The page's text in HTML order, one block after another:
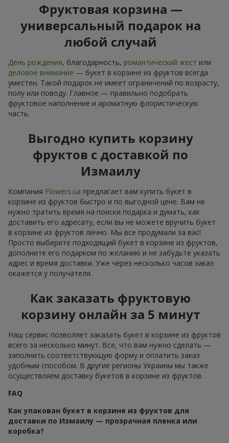
Фруктовая корзина —
универсальный подарок на
любой случай
День рождения, благодарность, романтический жест или
деловое внимание — букет в корзине из фруктов всегда
уместен. Такой подарок не имеет ограничений по возрасту,
полу или поводу. Главное — правильно подобрать
фруктовое наполнение и ароматную флористическую
часть.
Выгодно купить корзину
фруктов с доставкой по
Измаилу
Компания Flowers.ua предлагает вам купить букет в
корзине из фруктов быстро и по выгодной цене. Вам не
нужно тратить время на поиски подарка и думать, как
доставить его адресату, если вы не можете вручить букет
в корзине из фруктов лично. Мы все продумали за вас!
Просто выберите подходящий букет в корзине из фруктов,
дополните его подарком по желанию и не забудьте указать
адрес и время доставки. Уже через несколько часов заказ
окажется у получателя.
Как заказать фруктовую
корзину онлайн за 5 минут
Наш сервис позволяет заказать букет в корзине из фруктов
всего за несколько минут. Все, что вам нужно сделать —
заполнить соответствующую форму и оплатить заказ
удобным способом. В другие регионы Украины мы также
осуществляем доставку букетов в корзине из фруктов.
FAQ
Как упакован букет в корзине из фруктов для
доставки по Измаилу — прозрачная пленка или
коробка?